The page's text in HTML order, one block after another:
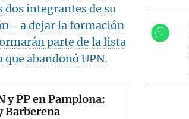
dos integrantes de su
a dejar la formación
parte de la lista
abandonó UPN.
y PP en Pamplona:
Barberena